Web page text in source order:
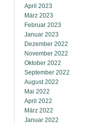
April 2023
März 2023
Februar 2023
Januar 2023
Dezember 2022
November 2022
Oktober 2022
September 2022
August 2022
Mai 2022
April 2022
März 2022
Januar 2022